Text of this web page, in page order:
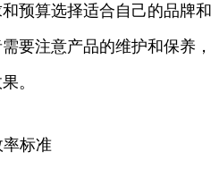
预算选择适合自己的品牌和
要注意产品的维护和保养，
。
率标准